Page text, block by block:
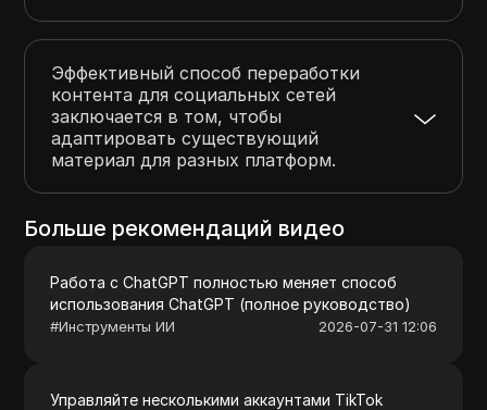
Эффективный способ переработки
контента для социальных сетей
заключается в том, чтобы
адаптировать существующий
материал для разных платформ.
Больше рекомендаций видео
Работа с ChatGPT полностью меняет способ
использования ChatGPT (полное руководство)
#Инструменты ИИ 2026-07-31 12:06
Управляйте несколькими аккаунтами TikTok